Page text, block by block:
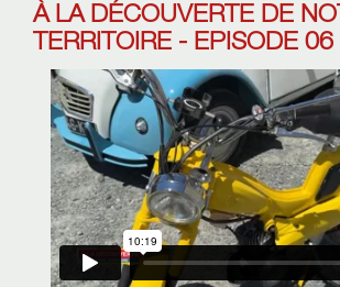
À LA DÉCOUVERTE DE
TERRITOIRE - EPISODE 06